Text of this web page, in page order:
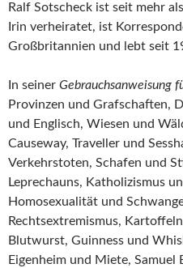
Ralf Sotscheck ist seit mehr
Irin verheiratet, ist
Großbritannien und lebt seit
In seiner Gebrauchsanweisung
Provinzen und Grafschaften,
und Englisch, Wiesen und
Causeway, Traveller und
Verkehrstoten, Schafen und
Leprechauns, Katholizismus
Homosexualität und
Rechtsextremismus,
Blutwurst, Guinness und
Eigenheim und Miete, Samuel